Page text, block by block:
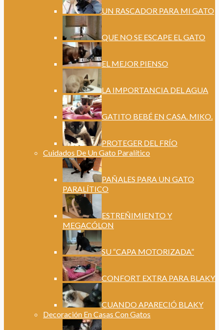
UN RASCADOR PARA MI GATO
QUE NO SE ESCAPE EL GATO
EL MEJOR PIENSO
LA IMPORTANCIA DEL AGUA
GATITO BEBÉ EN CASA. MIKO.
PROTEGER DEL FRÍO
Cuidados De Un Gato Paralítico
PAÑALES PARA UN GATO
PARALÍTICO
ESTREÑIMIENTO Y
MEGACÓLON
SU “CAPA MOTORIZADA”
CONFORT EXTRA PARA BLAKY
CUANDO APARECIÓ BLAKY
Decoración En Casas Con Gatos